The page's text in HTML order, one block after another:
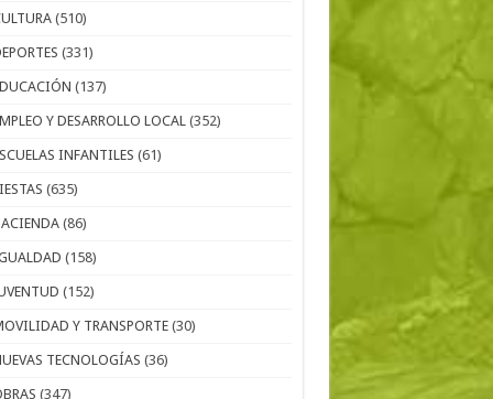
(510)
(331)
(137)
Y DESARROLLO LOCAL (352)
INFANTILES (61)
(635)
(86)
(158)
(152)
Y TRANSPORTE (30)
TECNOLOGÍAS (36)
(347)